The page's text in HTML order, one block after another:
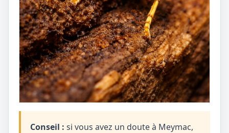
Conseil : si vous avez un doute à Meymac,